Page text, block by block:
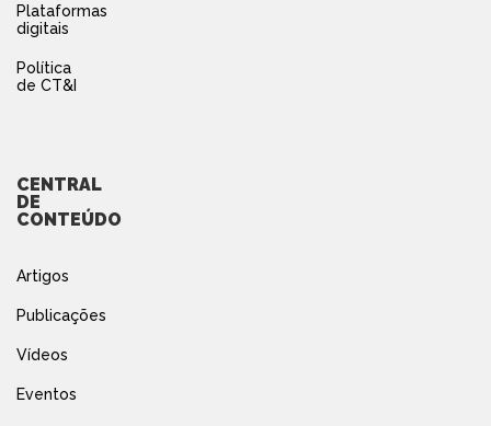
Plataformas
digitais
Política
de CT&I
CENTRAL
DE
CONTEÚDO
Artigos
Publicações
Vídeos
Eventos